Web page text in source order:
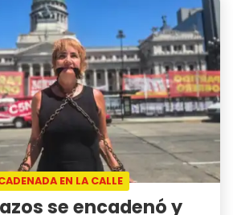
EN LA CALLE
se encadenó y